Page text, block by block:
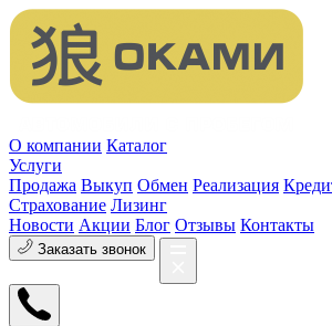
О компании Каталог
Услуги
Продажа Выкуп Обмен Реализация
Страхование Лизинг
Новости Акции Блог Отзывы Контакты
Заказать звонок